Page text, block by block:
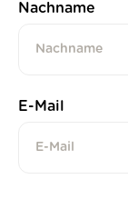
Nachname
E-Mail